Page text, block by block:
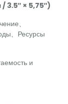
3.5″ × 5,75″)
、
、Ресурсы
и